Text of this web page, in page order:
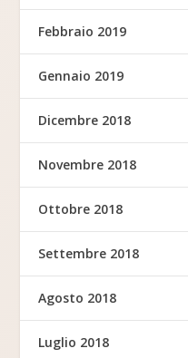
Febbraio 2019
Gennaio 2019
Dicembre 2018
Novembre 2018
Ottobre 2018
Settembre 2018
Agosto 2018
Luglio 2018